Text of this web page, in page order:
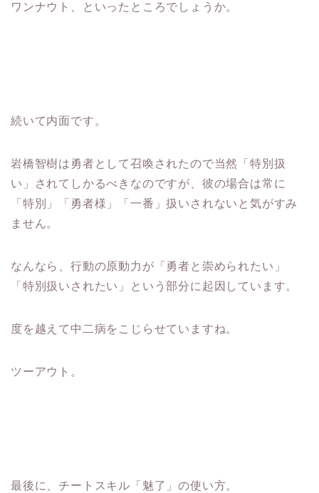
ワンナウト、といったところでしょうか。
続いて内面です。
岩橋智樹は勇者として召喚されたので当然「特別扱
い」されてしかるべきなのですが、彼の場合は常に
「特別」「勇者様」「一番」扱いされないと気がすみ
ません。
なんなら、行動の原動力が「勇者と崇められたい」
「特別扱いされたい」という部分に起因しています。
度を越えて中二病をこじらせていますね。
ツーアウト。
最後に、チートスキル「魅了」の使い方。